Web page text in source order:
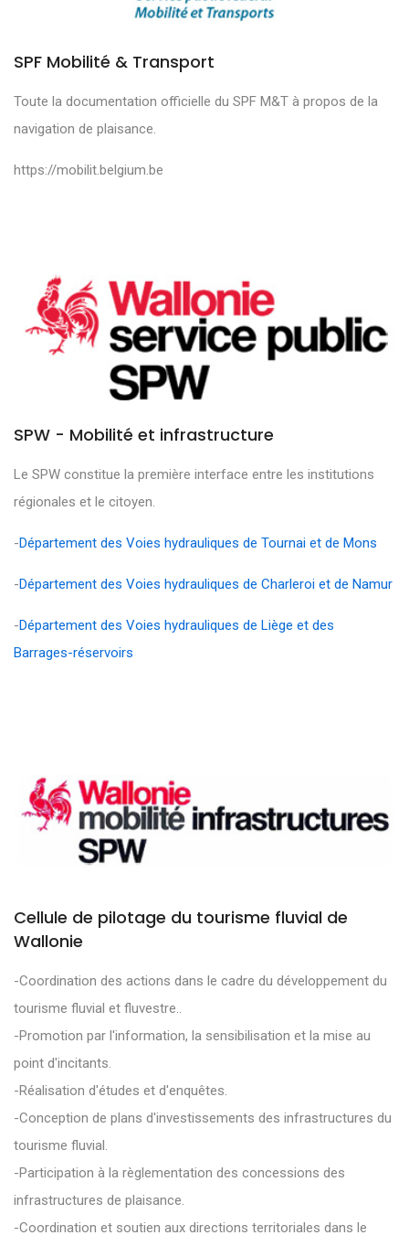
SPF Mobilité & Transport
Toute la documentation officielle du SPF M&T à propos de la
navigation de plaisance.
https://mobilit.belgium.be
SPW - Mobilité et infrastructure
Le SPW constitue la première interface entre les institutions
régionales et le citoyen.
-Département des Voies hydrauliques de Tournai et de Mons
-Département des Voies hydrauliques de Charleroi et de Namur
-Département des Voies hydrauliques de Liège et des
Barrages-réservoirs
Cellule de pilotage du tourisme fluvial de
Wallonie
-Coordination des actions dans le cadre du développement du
tourisme fluvial et fluvestre..
-Promotion par l'information, la sensibilisation et la mise au
point d'incitants.
-Réalisation d'études et d'enquêtes.
-Conception de plans d'investissements des infrastructures du
tourisme fluvial.
-Participation à la règlementation des concessions des
infrastructures de plaisance.
-Coordination et soutien aux directions territoriales dans le